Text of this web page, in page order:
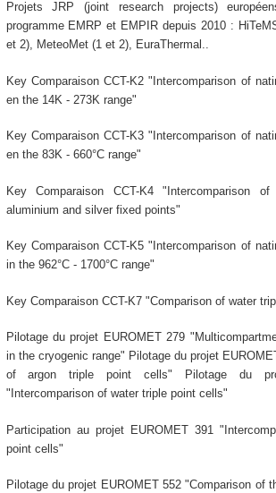
Projets JRP (joint research projects)
programme EMRP et EMPIR depuis 2010 :
et 2), MeteoMet (1 et 2), EuraThermal..
Key Comparaison CCT-K2 "Intercomparison of
en the 14K - 273K range"
Key Comparaison CCT-K3 "Intercomparison of
en the 83K - 660°C range"
Key Comparaison CCT-K4 "Intercomparison
aluminium and silver fixed points"
Key Comparaison CCT-K5 "Intercomparison of
in the 962°C - 1700°C range"
Key Comparaison CCT-K7 "Comparison of water
Pilotage du projet EUROMET 279
in the cryogenic range" Pilotage du projet
of argon triple point cells" Pilotage du
"Intercomparison of water triple point cells"
Participation au projet EUROMET 391
point cells"
Pilotage du projet EUROMET 552 "Comparison of